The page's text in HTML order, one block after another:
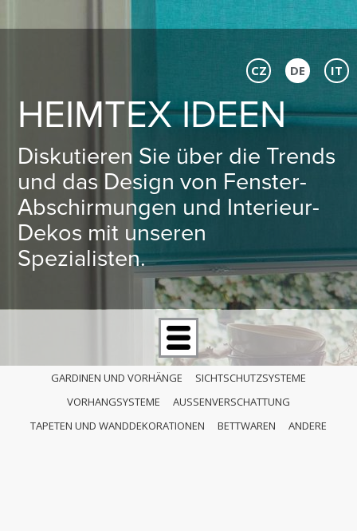
HEIMTEX IDEEN
Diskutieren Sie über die Trends
und das Design von Fenster-
Abschirmungen und Interieur-
Dekos mit unseren
Spezialisten.
CZ DE IT
GARDINEN UND VORHÄNGE
SICHTSCHUTZSYSTEME
VORHANGSYSTEME
AUSSENVERSCHATTUNG
TAPETEN UND WANDDEKORATIONEN
BETTWAREN ANDERE